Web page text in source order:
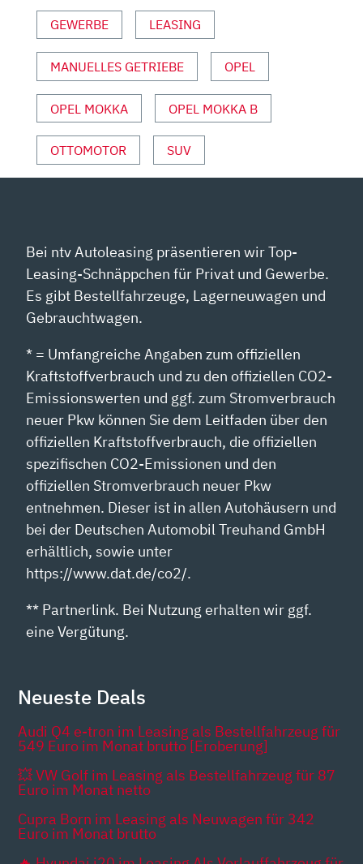
OPEL
MIT
ANDREAS
MAY“
VON
YOUTUBE
ANZEIGEN
GEWERBE LEASING
MANUELLES GETRIEBE OPEL
OPEL MOKKA OPEL MOKKA B
OTTOMOTOR SUV
Bei ntv Autoleasing präsentieren wir Top-
Leasing-Schnäppchen für Privat und Gewerbe.
Es gibt Bestellfahrzeuge, Lagerneuwagen und
Gebrauchtwagen.
* = Umfangreiche Angaben zum offiziellen
Kraftstoffverbrauch und zu den offiziellen CO2-
Emissionswerten und ggf. zum Stromverbrauch
neuer Pkw können Sie dem Leitfaden über den
offiziellen Kraftstoffverbrauch, die offiziellen
spezifischen CO2-Emissionen und den
offiziellen Stromverbrauch neuer Pkw
entnehmen. Dieser ist in allen Autohäusern und
bei der Deutschen Automobil Treuhand GmbH
erhältlich, sowie unter
https://www.dat.de/co2/.
** Partnerlink. Bei Nutzung erhalten wir ggf.
eine Vergütung.
Neueste Deals
Audi Q4 e-tron im Leasing als Bestellfahrzeug für
549 Euro im Monat brutto [Eroberung]
💥 VW Golf im Leasing als Bestellfahrzeug für 87
Euro im Monat netto
Cupra Born im Leasing als Neuwagen für 342
Euro im Monat brutto